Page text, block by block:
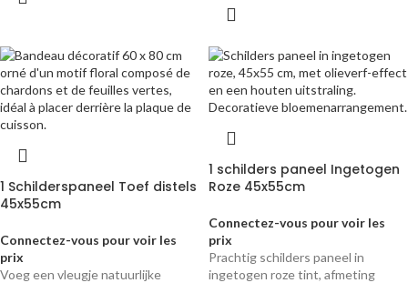
1 Schilderspaneel Toef distels
45x55cm
Connectez-vous pour voir les
prix
Voeg een vleugje natuurlijke
1 schilders paneel Ingetogen
Roze 45x55cm
Connectez-vous pour voir les
prix
Prachtig schilders paneel in
ingetogen roze tint, afmeting